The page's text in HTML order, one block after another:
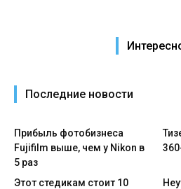
Последние новости
Прибыль фотобизнеса
Fujifilm выше, чем у Nikon в
5 раз
Этот стедикам стоит 10